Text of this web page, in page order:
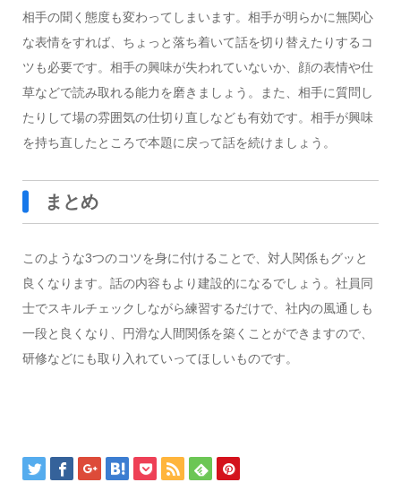
相手の聞く態度も変わってしまいます。相手が明らかに無関心
な表情をすれば、ちょっと落ち着いて話を切り替えたりするコ
ツも必要です。相手の興味が失われていないか、顔の表情や仕
草などで読み取れる能力を磨きましょう。また、相手に質問し
たりして場の雰囲気の仕切り直しなども有効です。相手が興味
を持ち直したところで本題に戻って話を続けましょう。
まとめ
このような3つのコツを身に付けることで、対人関係もグッと
良くなります。話の内容もより建設的になるでしょう。社員同
士でスキルチェックしながら練習するだけで、社内の風通しも
一段と良くなり、円滑な人間関係を築くことができますので、
研修などにも取り入れていってほしいものです。